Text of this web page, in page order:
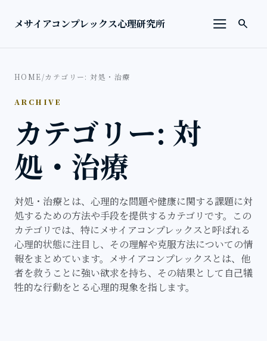
メサイアコンプレックス心理研究所
メニュー
検索を
search
HOME/カテゴリー: 対処・治療
ARCHIVE
カテゴリー: 対
処・治療
対処・治療とは、心理的な問題や健康に関する課題に対
処するための方法や手段を提供するカテゴリです。この
カテゴリでは、特にメサイアコンプレックスと呼ばれる
心理的状態に注目し、その理解や克服方法についての情
報をまとめています。メサイアコンプレックスとは、他
者を救うことに強い欲求を持ち、その結果として自己犠
牲的な行動をとる心理的現象を指します。